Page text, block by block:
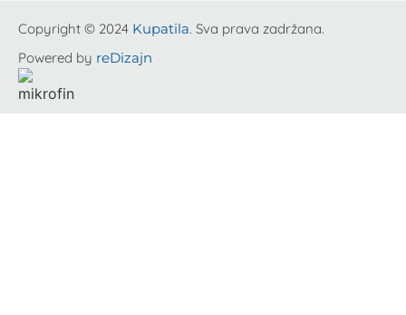
Copyright © 2024 Kupatila. Sva prava zadržana.
Powered by reDizajn